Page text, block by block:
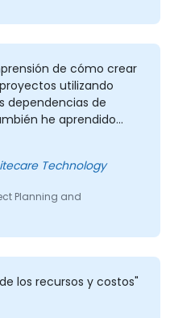
de cómo crear
utilizando
dependencias de
he aprendido
de informes
para mejorar la
Planning and
los recursos y costos"